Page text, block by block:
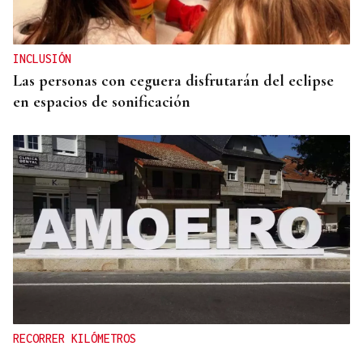
INCLUSIÓN
Las personas con ceguera disfrutarán del eclipse
en espacios de sonificación
RECORRER KILÓMETROS